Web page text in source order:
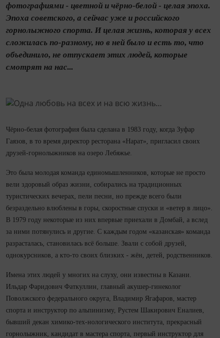
фотографиями - цветной и чёрно-белой - целая эпоха.
Эпоха советского, а сейчас уже и российского
горнолыжного спорта. И целая жизнь, которая у всех
сложилась по-разному, но в ней было и есть то, что
объединило, не отпускает этих людей, которые
смотрят на нас...
Чёрно-белая фотография была сделана в 1983 году, когда Зуфар
Гаязов, в то время директор ресторана «Нарат», пригласил своих
друзей-горнолыжников на озеро Лебяжье.
Это была молодая команда единомышленников, которые не просто
вели здоровый образ жизни, собирались на традиционных
туристических вечерах, пели песни, но прежде всего были
безраздельно влюблены в горы, скоростные спуски и «ветер в лицо».
В 1979 году некоторые из них впервые приехали в Домбай, а вслед
за ними потянулись и другие. С каждым годом «казанская» команда
разрасталась, становилась всё больше. Звали с собой друзей,
однокурсников, а кто-то своих близких - жён, детей, родственников.
Имена этих людей у многих на слуху, они известны в Казани.
Ильдар Фаридович Фаткуллин, главный акушер-гинеколог
Поволжского федерального округа, Владимир Ягафаров, мастер
спорта и инструктор по альпинизму, Рустем Шакирович Еналиев,
бывший декан химико-тех-нологического института, прекрасный
горнолыжник, кандидат в мастера спорта, первый инструктор для